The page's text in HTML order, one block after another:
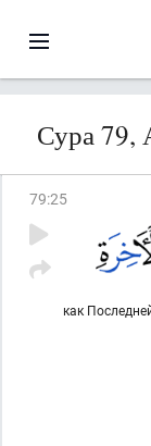
Сура 79,
79:25
как